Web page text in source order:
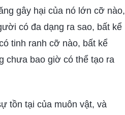
gây hại của nó lớn cỡ nào,
có đa dạng ra sao, bất kể
tinh ranh cỡ nào, bất kể
chưa bao giờ có thể tạo ra
tồn tại của muôn vật, và